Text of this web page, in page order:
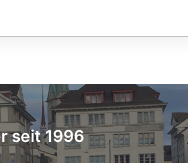
seit 1996